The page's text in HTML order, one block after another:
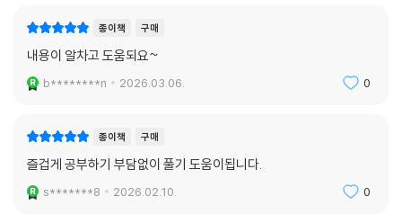
종이책 구매
내용이 알차고 도움되요~
b********n 2026.03.06. 0
종이책 구매
즐겁게 공부하기 부담없이 풀기 도움이됩니다.
s*******8 2026.02.10. 0